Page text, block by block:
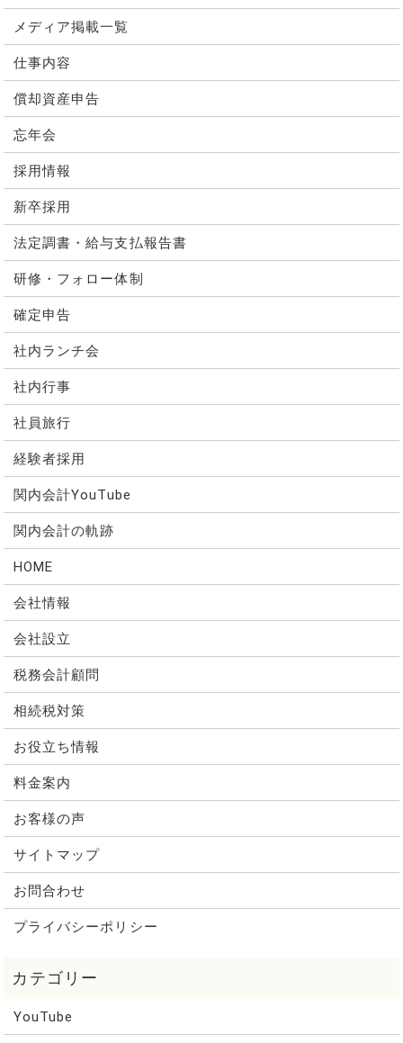
メディア掲載一覧
仕事内容
償却資産申告
忘年会
採用情報
新卒採用
法定調書・給与支払報告書
研修・フォロー体制
確定申告
社内ランチ会
社内行事
社員旅行
経験者採用
関内会計YouTube
関内会計の軌跡
HOME
会社情報
会社設立
税務会計顧問
相続税対策
お役立ち情報
料金案内
お客様の声
サイトマップ
お問合わせ
プライバシーポリシー
YouTube